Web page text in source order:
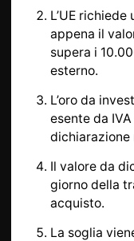
L’UE
appena il
supera i
esterno.
L’oro da
esente da IVA
dichiarazione
Il valore da
giorno della
acquisto.
La soglia